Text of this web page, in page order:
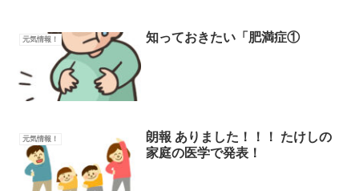
元気情報！ 知っておきたい「肥満症①
元気情報！
朗報 ありました！！！ たけしの
家庭の医学で発表！